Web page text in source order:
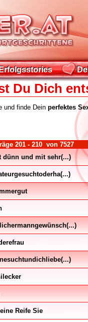
Erfolgsstories
Du Dich
und finde Dein perfektes
201 - 210von 7527
dünn und mit sehr(...)
Reife Sie